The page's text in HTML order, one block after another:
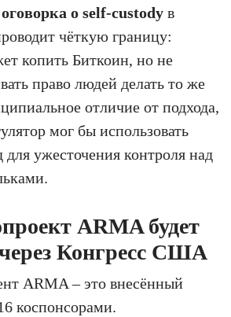
оговорка о self-custody в
чёткую границу:
копить Биткоин, но не
право людей делать то же
отличие от подхода,
мог бы использовать
для ужесточения контроля над
ARMA будет
Конгресс США
ARMA – это внесённый
коспонсорами.